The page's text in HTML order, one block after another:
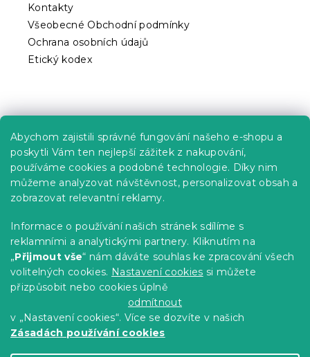
Abychom zajistili správné fungování našeho e-shopu a
poskytli Vám ten nejlepší zážitek z nakupování,
používáme cookies a podobné technologie. Díky nim
můžeme analyzovat návštěvnost, personalizovat obsah a
zobrazovat relevantní reklamy.
Informace o používání našich stránek sdílíme s
reklamními a analytickými partnery. Kliknutím na
„Přijmout vše“ nám dáváte souhlas ke zpracování všech
volitelných cookies. Nastavení cookies si můžete
přizpůsobit nebo cookies úplně
odmítnout
v „Nastavení cookies“. Více se dozvíte v našich
Zásadách používání cookies
i
s
Kontakty
Všeobecné Obchodní podmínky
Ochrana osobních údajů
Etický kodex
Kariéra
Poptávky a B2B spolupráce
Proč se u nás registrovat?
Věrnostní program - Sleva až 10 %
Návody
Tabulky velikostí
Blog